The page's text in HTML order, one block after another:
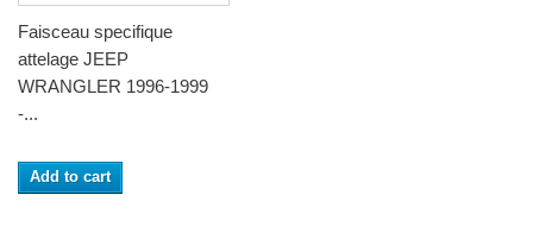
Faisceau specifique
attelage JEEP
WRANGLER 1996-1999
-...
Add to cart